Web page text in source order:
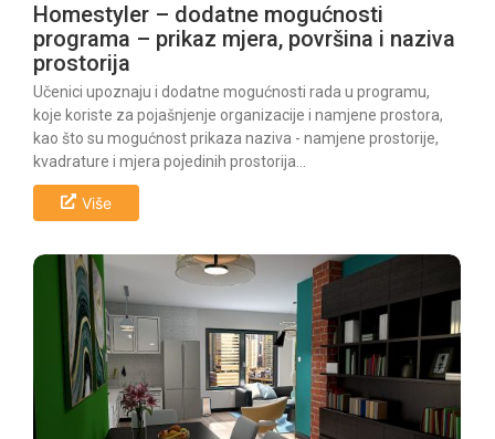
Homestyler – dodatne mogućnosti
programa – prikaz mjera, površina i naziva
prostorija
Učenici upoznaju i dodatne mogućnosti rada u programu,
koje koriste za pojašnjenje organizacije i namjene prostora,
kao što su mogućnost prikaza naziva - namjene prostorije,
kvadrature i mjera pojedinih prostorija...
Više